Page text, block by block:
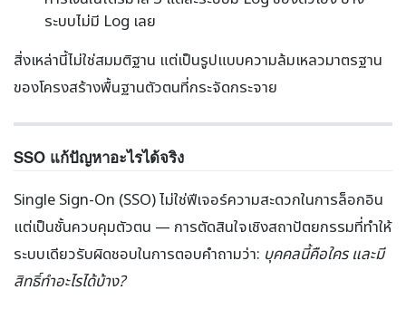
ระบบไม่มี Log เลย
สิ่งเหล่านี้ไม่ใช่สมมติฐาน แต่เป็นรูปแบบความล้มเหลวมาตรฐาน
ของโครงสร้างพื้นฐานตัวตนที่กระจัดกระจาย
SSO แก้ปัญหาอะไรได้จริง
Single Sign-On (SSO) ไม่ใช่ฟีเจอร์ความสะดวกในการล็อกอิน
แต่เป็นชั้นควบคุมตัวตน — การตัดสินใจเชิงสถาปัตยกรรมที่ทำให้
ระบบเดียวรับผิดชอบในการตอบคำถามว่า: บุคคลนี้คือใคร และมี
สิทธิ์ทำอะไรได้บ้าง?